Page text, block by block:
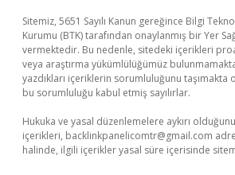
Sitemiz, 5651 Sayılı Kanun gereğince Bilgi
Kurumu (BTK) tarafından onaylanmış bir Yer
vermektedir. Bu nedenle, sitedeki içerikleri
veya araştırma yükümlülüğümüz
yazdıkları içeriklerin sorumluluğunu taşımakta
bu sorumluluğu kabul etmiş sayılırlar.
Hukuka ve yasal düzenlemelere aykırı
içerikleri, backlinkpanelicomtr@gmail.com
halinde, ilgili içerikler yasal süre içerisinde